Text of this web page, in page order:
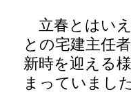
立春とはい
との宅建主任
新時を迎える
まっていまし